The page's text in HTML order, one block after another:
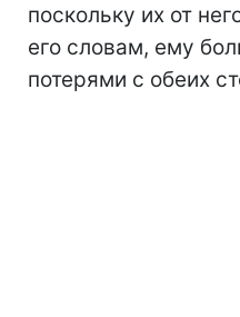
поскольку их от
его словам, ему
потерями с обеих